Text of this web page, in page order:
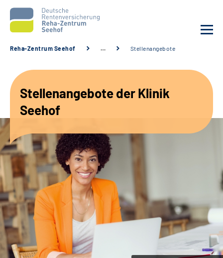
Unsere Angebote
Karriere
Sozialdienste & Zuweisende
Suche
Leichte Sprache
Gebärdensprache
Reha-Zentrum Seehof … Stellenangebote
Stellenangebote der Klinik
Seehof